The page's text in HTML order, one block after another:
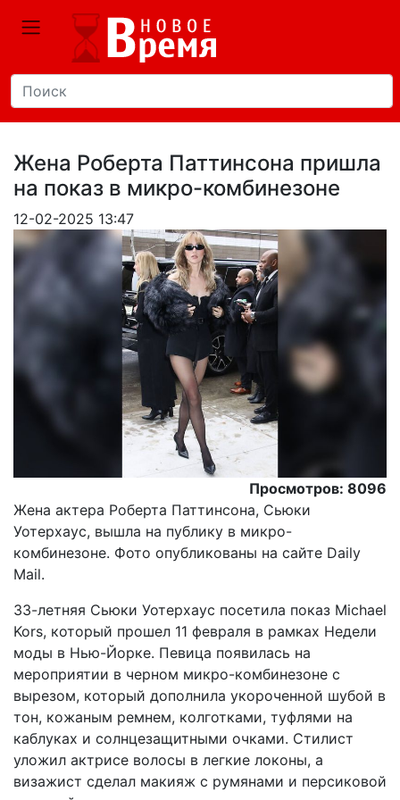
Жена Роберта Паттинсона пришла
на показ в микро-комбинезоне
12-02-2025 13:47
Просмотров: 8096
Жена актера Роберта Паттинсона, Сьюки
Уотерхаус, вышла на публику в микро-
комбинезоне. Фото опубликованы на сайте Daily
Mail.
33-летняя Сьюки Уотерхаус посетила показ Michael
Kors, который прошел 11 февраля в рамках Недели
моды в Нью-Йорке. Певица появилась на
мероприятии в черном микро-комбинезоне с
вырезом, который дополнила укороченной шубой в
тон, кожаным ремнем, колготками, туфлями на
каблуках и солнцезащитными очками. Стилист
уложил актрисе волосы в легкие локоны, а
визажист сделал макияж с румянами и персиковой